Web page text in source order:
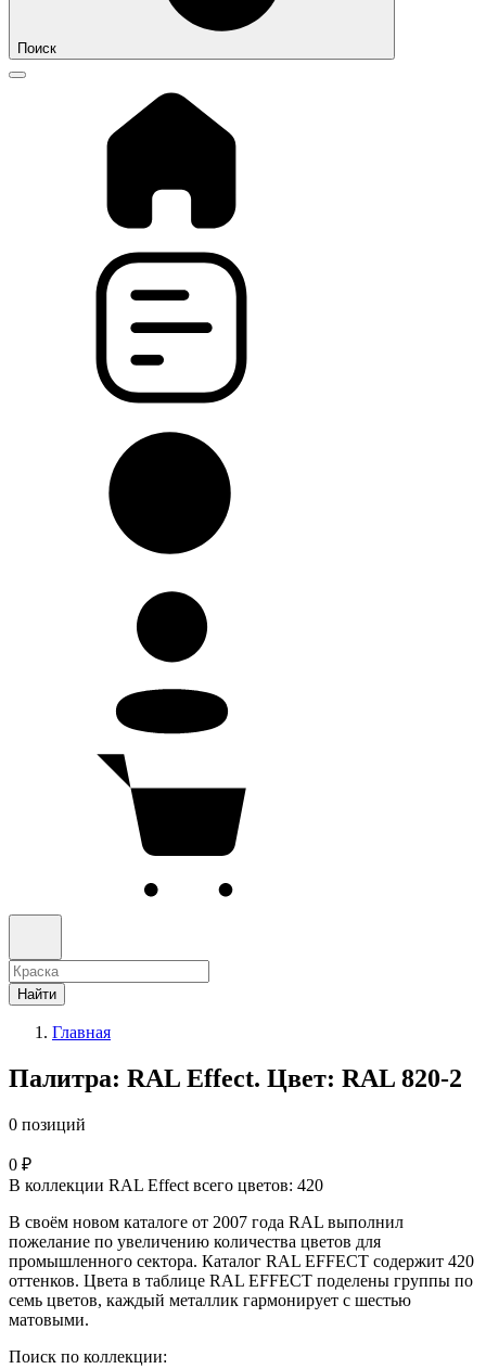
Поиск
Найти
Главная
Палитра: RAL Effect. Цвет: RAL 820-2
0 позиций
0 ₽
В коллекции RAL Effect всего цветов: 420
В своём новом каталоге от 2007 года RAL выполнил
пожелание по увеличению количества цветов для
промышленного сектора. Каталог RAL EFFECT содержит 420
оттенков. Цвета в таблице RAL EFFECT поделены группы по
семь цветов, каждый металлик гармонирует с шестью
матовыми.
Поиск по коллекции: